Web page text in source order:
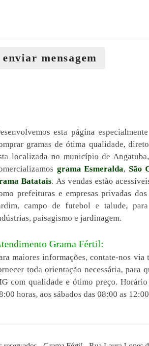
enviar mensagem
esta página
gramas de ótima qualidade,
localizada no município de
grama Esmeralda, São
Batatais. As vendas estão
prefeituras e empresas privadas
campo de futebol e talude,
paisagismo e jardinagem.
Grama Fértil:
maiores informações, contate-nos
toda orientação necessária, para
com qualidade e ótimo preço.
horas, aos sábados das 08:00 as